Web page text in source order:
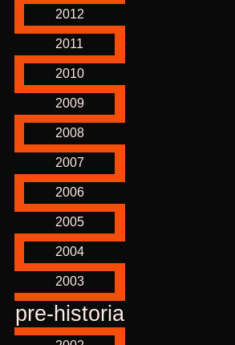
2012
2011
2010
2009
2008
2007
2006
2005
2004
2003
pre-historia